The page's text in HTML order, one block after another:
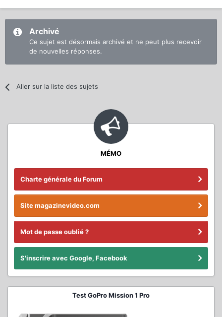
Archivé
Ce sujet est désormais archivé et ne peut plus recevoir
de nouvelles réponses.
Aller sur la liste des sujets
MÉMO
Charte générale du Forum
Site magazinevideo.com
Mot de passe oublié ?
S'inscrire avec Google, Facebook
Test GoPro Mission 1 Pro